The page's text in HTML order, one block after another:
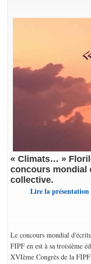
« Climats… »
concours mondial
collective.
Lire la présentation
Le concours mondial
FIPF en est à sa troisième
XVIème Congrès de la